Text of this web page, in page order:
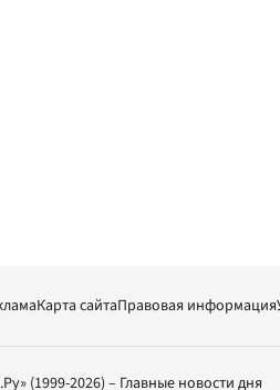
Карта сайтаПравовая информация
(1999-2026) – Главные новости дня